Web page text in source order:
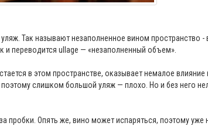
Так называют незаполненное вином пространство
и переводится ullage — «незаполненный объем».
в этом пространстве, оказывает немалое
слишком большой уляж — плохо. Но и без него
пробки. Опять же, вино может испаряться, поэтому уже